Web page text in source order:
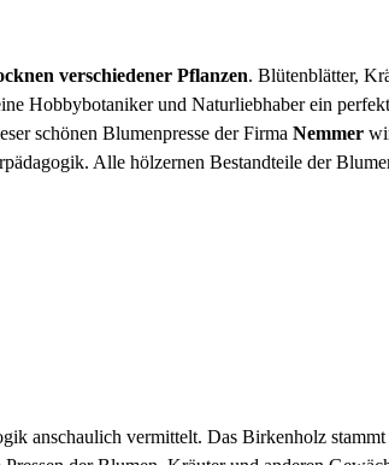
verschiedener Pflanzen. Blütenblätter,
Hobbybotaniker und Naturliebhaber ein
schönen Blumenpresse der Firma Nemmer
Alle hölzernen Bestandteile der
anschaulich vermittelt. Das Birkenholz